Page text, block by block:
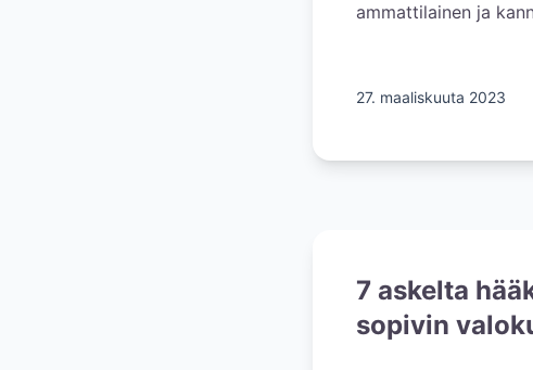
ammattilainen ja
27. maaliskuuta 2023
7 askelta
sopivin